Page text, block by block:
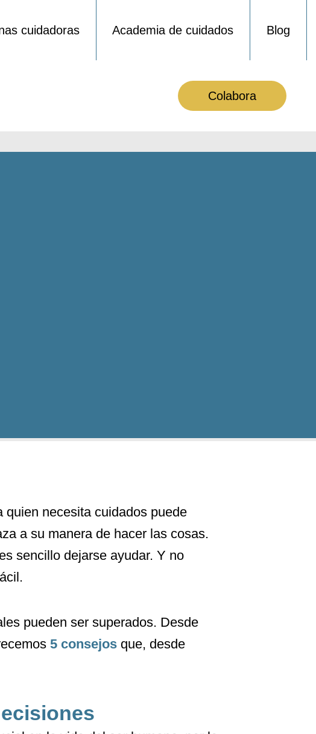
cuidadoras Academia de cuidados Blog
Colabora
quien necesita cuidados puede
a su manera de hacer las cosas.
sencillo dejarse ayudar. Y no
pueden ser superados. Desde
5 consejos que, desde